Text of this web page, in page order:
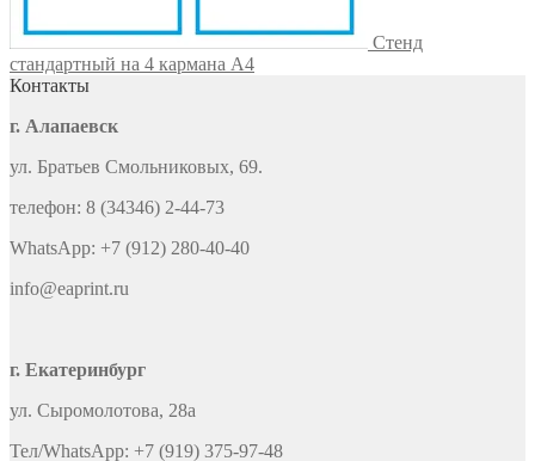
Стенд
стандартный на 4 кармана А4
Контакты
г. Алапаевск
ул. Братьев Смольниковых, 69.
телефон: 8 (34346) 2-44-73
WhatsApp: +7 (912) 280-40-40
info@eaprint.ru
г. Екатеринбург
ул. Сыромолотова, 28а
Тел/WhatsApp: +7 (919) 375-97-48